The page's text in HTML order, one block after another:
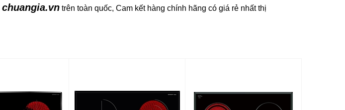
chuangia.vn trên toàn quốc, Cam kết hàng chính hãng có giá rẻ nhất thị